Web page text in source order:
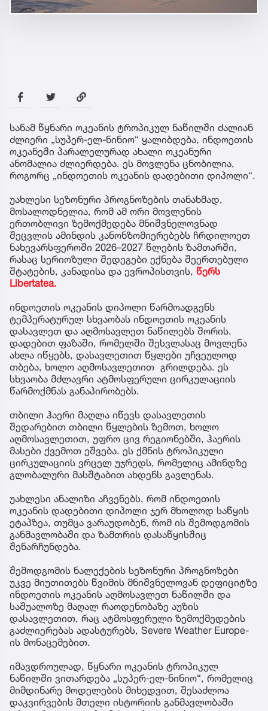
სანამ წყნარი ოკეანის ტროპიკულ ნაწილში ძალიან
ძლიერი „სუპერ-ელ-ნინიო“ ყალიბდება, ინდოეთის
ოკეანეში პარალელურად ახალი ოკეანური
ანომალია ძლიერდება. ეს მოვლენა ცნობილია,
როგორც „ინდოეთის ოკეანის დადებითი დიპოლი“.
უახლესი სეზონური პროგნოზების თანახმად,
მოსალოდნელია, რომ ამ ორი მოვლენის
ერთობლივი ზემოქმედება მნიშვნელოვნად
შეცვლის ამინდის კანონზომიერებებს ჩრდილოეთ
ნახევარსფეროში 2026–2027 წლების ზამთარში,
რასაც სერიოზული შედეგები ექნება შეერთებული
შტატების, კანადისა და ევროპისთვის, წერს
Libertatea.
ინდოეთის ოკეანის დიპოლი წარმოადგენს
ტემპერატურულ სხვაობას ინდოეთის ოკეანის
დასავლეთ და აღმოსავლეთ ნაწილებს შორის.
დადებით ფაზაში, რომელში შესვლასაც მოვლენა
ახლა იწყებს, დასავლეთით წყლები უჩვეულოდ
თბება, ხოლო აღმოსავლეთით გრილდება. ეს
სხვაობა მძლავრი ატმოსფერული ცირკულაციის
წარმოქმნას განაპირობებს.
თბილი ჰაერი მაღლა იწევს დასავლეთის
შედარებით თბილი წყლების ზემოთ, ხოლო
აღმოსავლეთით, უფრო ცივ რეგიონებში, ჰაერის
მასები ქვემოთ ეშვება. ეს ქმნის ტროპიკული
ცირკულაციის ვრცელ უჯრედს, რომელიც ამინდზე
გლობალური მასშტაბით ახდენს გავლენას.
უახლესი ანალიზი აჩვენებს, რომ ინდოეთის
ოკეანის დადებითი დიპოლი ჯერ მხოლოდ საწყის
ეტაპზეა, თუმცა ვარაუდობენ, რომ ის შემოდგომის
განმავლობაში და ზამთრის დასაწყისშიც
შენარჩუნდება.
შემოდგომის ნალექების სეზონური პროგნოზები
უკვე მიუთითებს წვიმის მნიშვნელოვან დეფიციტზე
ინდოეთის ოკეანის აღმოსავლეთ ნაწილში და
საშუალოზე მაღალ რაოდენობაზე აუზის
დასავლეთით, რაც ატმოსფერული ზემოქმედების
გაძლიერებას ადასტურებს, Severe Weather Europe-
ის მონაცემებით.
იმავდროულად, წყნარი ოკეანის ტროპიკულ
ნაწილში ვითარდება „სუპერ-ელ-ნინიო“, რომელიც
მიმდინარე მოდელების მიხედვით, შესაძლოა
დაკვირვების მთელი ისტორიის განმავლობაში